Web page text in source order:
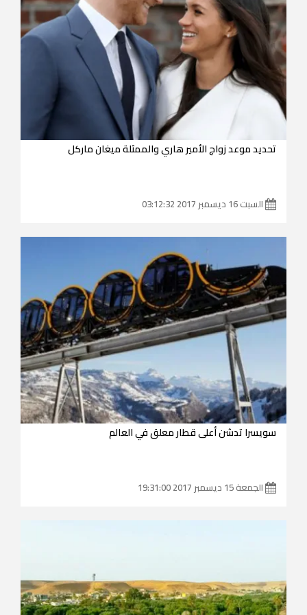
تحديد موعد زواج الأمير هاري والممثلة ميغان ماركل
السبت 16 ديسمبر 2017 03:12:32
سويسرا تدشن أعلى قطار معلق في العالم
الجمعة 15 ديسمبر 2017 19:31:00